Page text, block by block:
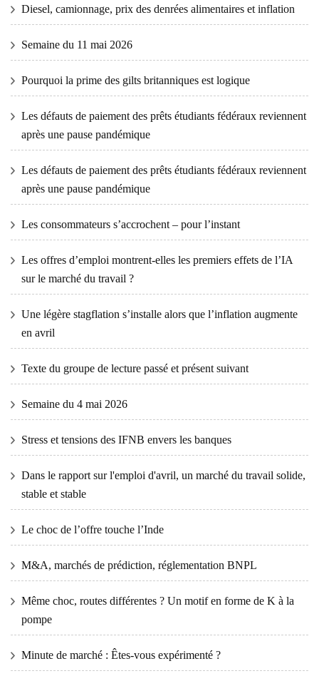
Diesel, camionnage, prix des denrées alimentaires et inflation
Semaine du 11 mai 2026
Pourquoi la prime des gilts britanniques est logique
Les défauts de paiement des prêts étudiants fédéraux reviennent
après une pause pandémique
Les défauts de paiement des prêts étudiants fédéraux reviennent
après une pause pandémique
Les consommateurs s’accrochent – ​​pour l’instant
Les offres d’emploi montrent-elles les premiers effets de l’IA
sur le marché du travail ?
Une légère stagflation s’installe alors que l’inflation augmente
en avril
Texte du groupe de lecture passé et présent suivant
Semaine du 4 mai 2026
Stress et tensions des IFNB envers les banques
Dans le rapport sur l'emploi d'avril, un marché du travail solide,
stable et stable
Le choc de l’offre touche l’Inde
M&A, marchés de prédiction, réglementation BNPL
Même choc, routes différentes ? Un motif en forme de K à la
pompe
Minute de marché : Êtes-vous expérimenté ?